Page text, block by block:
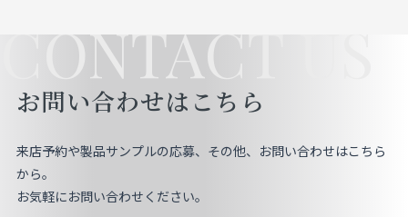
CONTACT US
お問い合わせはこちら
来店予約や製品サンプルの応募、その他、お問い合わせはこちら
から。
お気軽にお問い合わせください。